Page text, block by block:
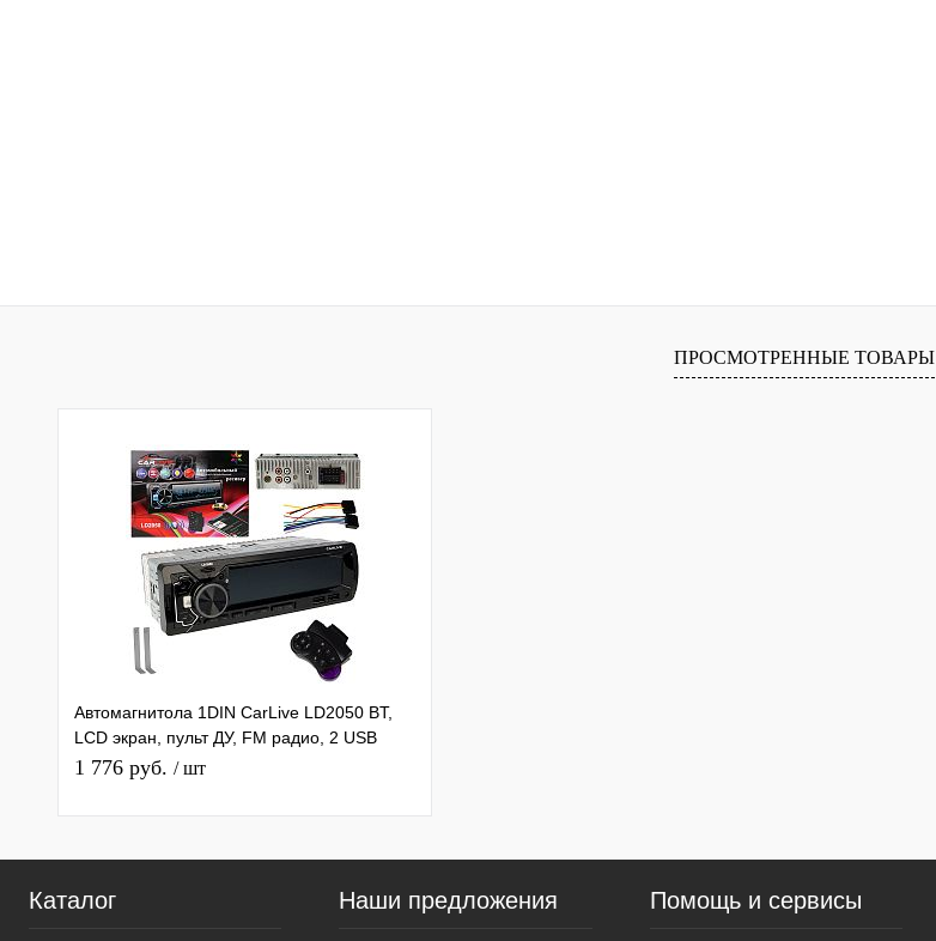
ПРОСМОТРЕННЫЕ ТОВАРЫ
Автомагнитола 1DIN CarLive LD2050 BT,
LCD экран, пульт ДУ, FM радио, 2 USB
разъема, TF, ICO, 4RCA
1 776 руб. / шт
Каталог Наши предложения Помощь и сервисы